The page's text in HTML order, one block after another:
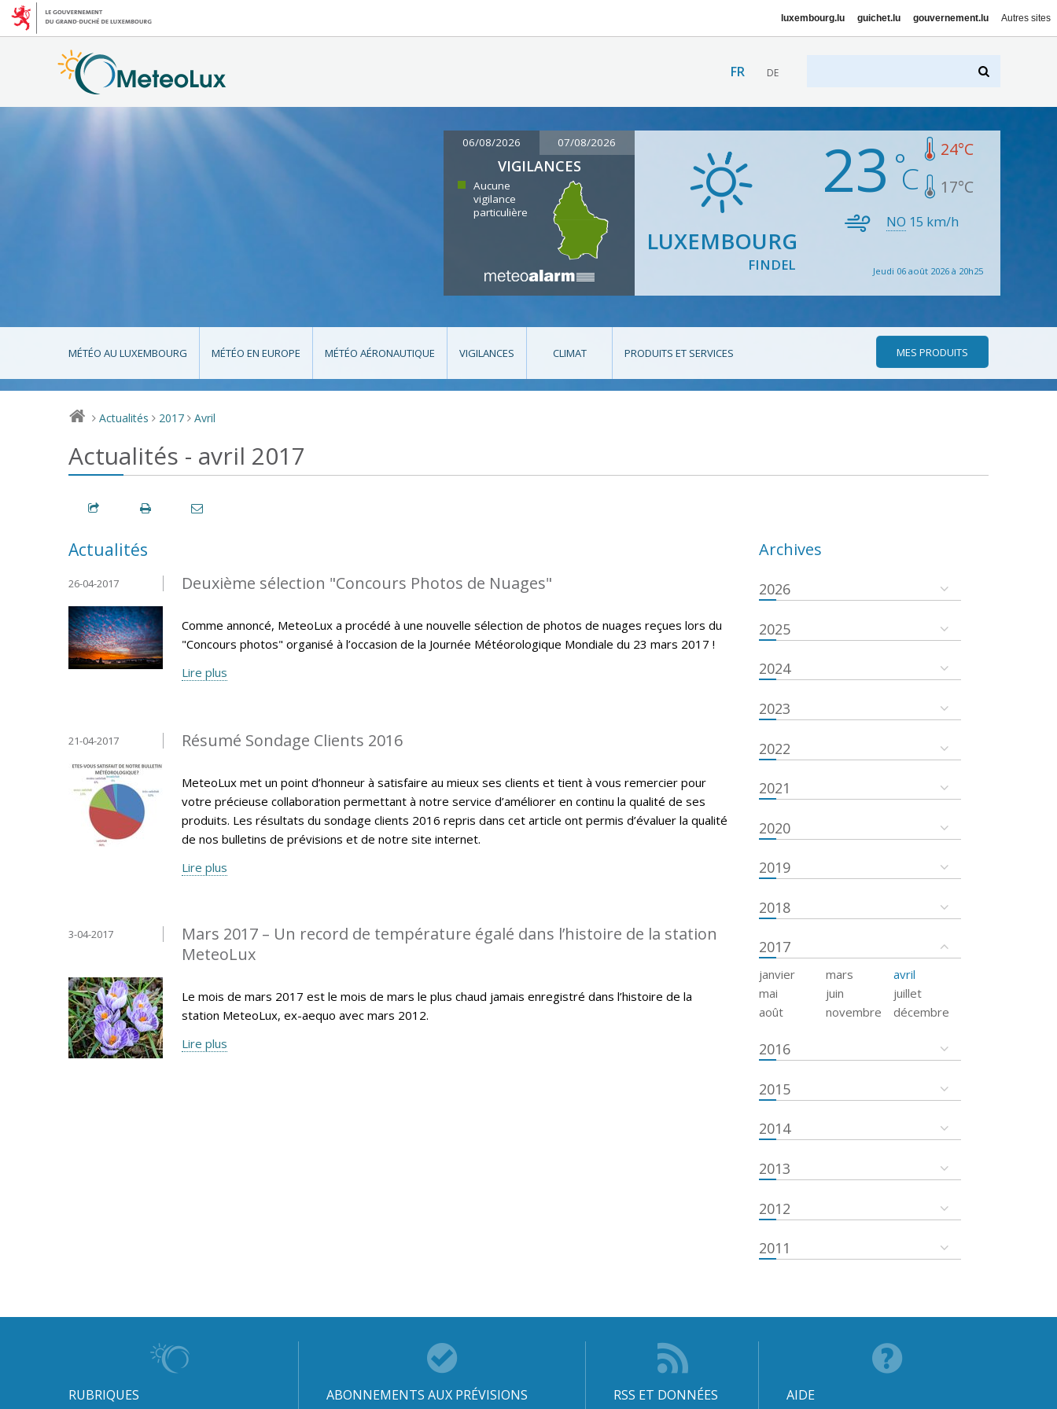
luxembourg.lu guichet.lu gouvernement.lu Autres sites
FR DE
06/08/2026 07/08/2026
VIGILANCES
Aucune
vigilance
particulière
LUXEMBOURG
FINDEL
23 24°C
17°C
NO 15 km/h
Jeudi 06 août 2026 à 20h25
MÉTÉO AU LUXEMBOURG MÉTÉO EN EUROPE MÉTÉO AÉRONAUTIQUE VIGILANCES CLIMAT PRODUITS ET SERVICES MES PRODUITS
> Actualités > 2017 > Avril
Actualités - avril 2017
Actualités
Deuxième sélection "Concours Photos de Nuages"
26-04-2017
Comme annoncé, MeteoLux a procédé à une nouvelle sélection de photos de nuages reçues lors du
"Concours photos" organisé à l’occasion de la Journée Météorologique Mondiale du 23 mars 2017 !
Lire plus
Résumé Sondage Clients 2016
21-04-2017
MeteoLux met un point d’honneur à satisfaire au mieux ses clients et tient à vous remercier pour
votre précieuse collaboration permettant à notre service d’améliorer en continu la qualité de ses
produits. Les résultats du sondage clients 2016 repris dans cet article ont permis d’évaluer la qualité
de nos bulletins de prévisions et de notre site internet.
Lire plus
Mars 2017 – Un record de température égalé dans l’histoire de la station
MeteoLux
3-04-2017
Le mois de mars 2017 est le mois de mars le plus chaud jamais enregistré dans l’histoire de la
station MeteoLux, ex-aequo avec mars 2012.
Lire plus
Archives
2026
2025
2024
2023
2022
2021
2020
2019
2018
2017
janvier mars
avril
mai
juin
juillet
août
novembre décembre
2016
2015
2014
2013
2012
2011
RUBRIQUES ABONNEMENTS AUX PRÉVISIONS RSS ET DONNÉES AIDE